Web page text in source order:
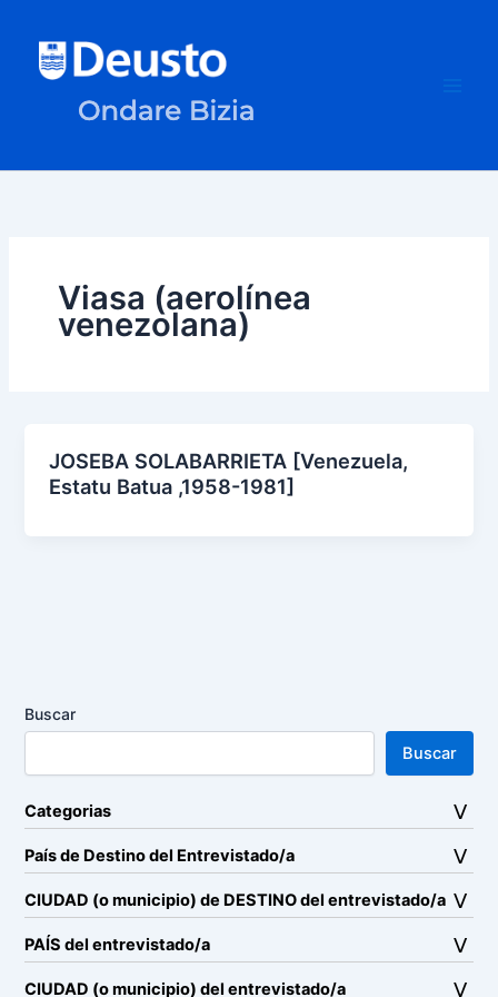
contenido
Viasa (aerolínea
venezolana)
JOSEBA SOLABARRIETA [Venezuela,
Estatu Batua ,1958-1981]
Buscar
Buscar
Categorias
País de Destino del Entrevistado/a
CIUDAD (o municipio) de DESTINO del entrevistado/a
PAÍS del entrevistado/a
CIUDAD (o municipio) del entrevistado/a